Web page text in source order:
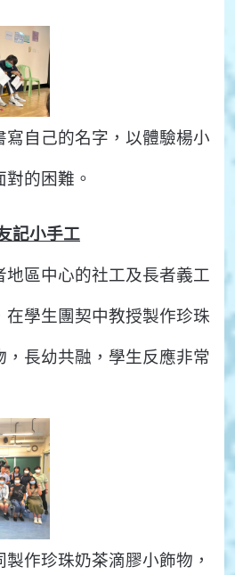
寫自己的名字，以體驗楊小
的困難。
記小手工
地區中心的社工及長者義工
在學生團契中教授製作珍珠
，長幼共融，學生反應非常
作珍珠奶茶滴膠小飾物，